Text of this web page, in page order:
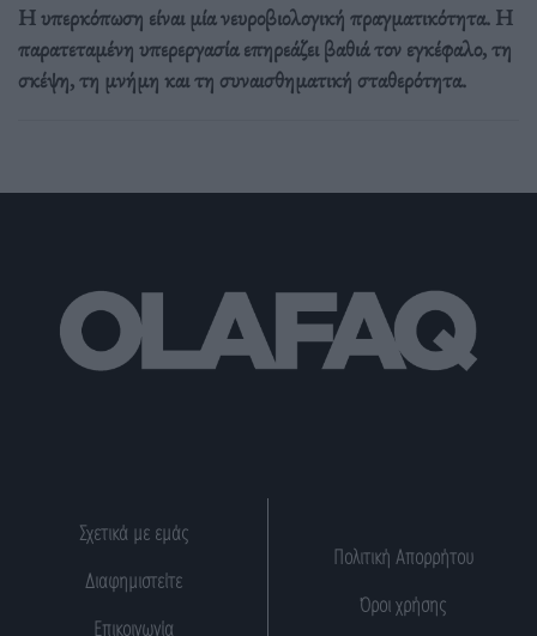
Η υπερκόπωση είναι μία νευροβιολογική πραγματικότητα. Η
παρατεταμένη υπερεργασία επηρεάζει βαθιά τον εγκέφαλο, τη
σκέψη, τη μνήμη και τη συναισθηματική σταθερότητα.
Σχετικά με εμάς
Διαφημιστείτε
Επικοινωνία
Πολιτική Απορρήτου
Όροι χρήσης